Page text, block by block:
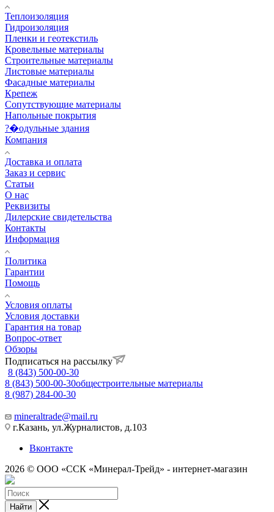
Теплоизоляция
Гидроизоляция
Пленки и геотекстиль
Кровельные материалы
Строительные материалы
Листовые материалы
Фасадные материалы
Крепеж
Сопутствующие материалы
Напольные покрытия
?�одульные здания
Компания
Доставка и оплата
Заказ и сервис
Статьи
О нас
Реквизиты
Дилерские свидетельства
Контакты
Информация
Политика
Гарантии
Помощь
Условия оплаты
Условия доставки
Гарантия на товар
Вопрос-ответ
Обзоры
Подписаться на рассылку
8 (843) 500-00-30
8 (843) 500-00-30общестроительные материалы
8 (987) 284-00-30
mineraltrade@mail.ru
г.Казань, ул.Журналистов, д.103
Вконтакте
2026 © ООО «ССК «Минерал-Трейд» - интернет-магазин
Найти